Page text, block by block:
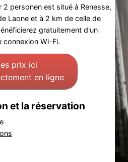
personen est situé à Renesse,
Laone et à 2 km de celle de
gratuitement d'un
connexion Wi-Fi.
prix ici
en ligne
et la réservation